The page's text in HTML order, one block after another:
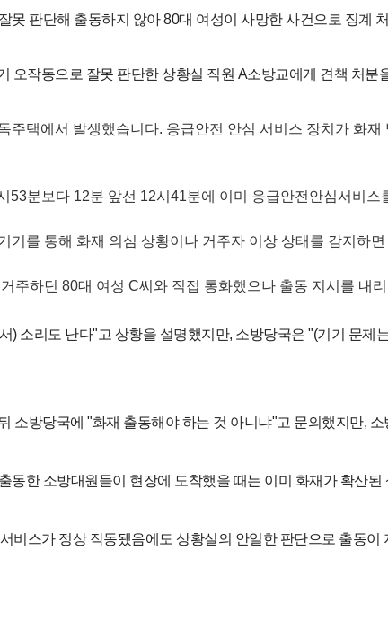
못 판단해 출동하지 않아 80대 여성이 사망한 사건으로 징계
오작동으로 잘못 판단한 상황실 직원 A소방교에게 견책 처
주택에서 발생했습니다. 응급안전 안심 서비스 장치가 화
53분보다 12분 앞선 12시41분에 이미 응급안전안심서비
기를 통해 화재 의심 상황이나 거주자 이상 상태를 감지하
주하던 80대 여성 C씨와 직접 통화했으나 출동 지시를 내
) 소리도 난다"고 상황을 설명했지만, 소방당국은 "(기기 문
소방당국에 "화재 출동해야 하는 것 아니냐"고 문의했지만,
동한 소방대원들이 현장에 도착했을 때는 이미 화재가 확산
비스가 정상 작동됐음에도 상황실의 안일한 판단으로 출동